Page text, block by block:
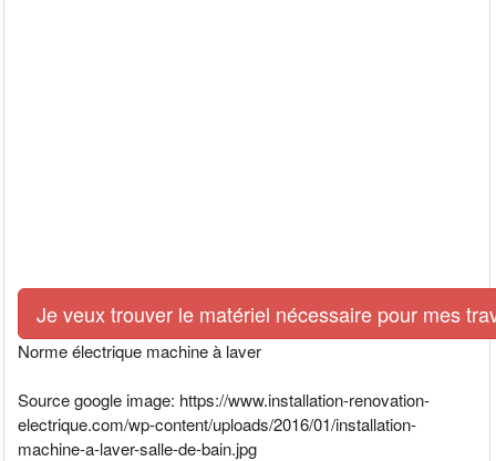
Je veux trouver le matériel nécessaire pour mes
Norme électrique machine à laver
Source google image: https://www.installation-renovation-
electrique.com/wp-content/uploads/2016/01/installation-
machine-a-laver-salle-de-bain.jpg